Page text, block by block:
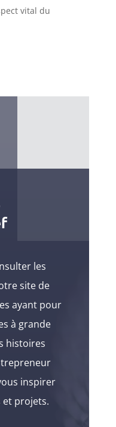
vital du
les
site de
ayant pour
à grande
histoires
inspirer
et projets.